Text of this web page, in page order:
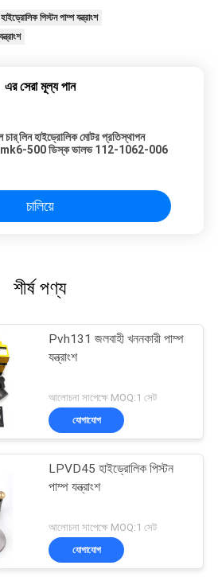
পিস্টন পাম্প যন্ত্রাংশ
এর সেরা মূল্য পান
চার্ লিন হাইড্রোলিক মোটর প্রতিস্থাপন
500 ডিস্ক ভালভ 112-1062-006
চালিয়ে
শীর্ষ পণ্য
Pvh131 জলবাহী খননকারী পাম্প
যন্ত্রাংশ
আলোচনা সাপেক্ষে MOQ:1 সেট
যোগাযোগ
LPVD45 হাইড্রোলিক পিস্টন
পাম্প যন্ত্রাংশ
আলোচনা সাপেক্ষে MOQ:1 সেট
যোগাযোগ